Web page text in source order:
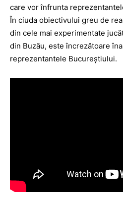
care vor înfrunta
În ciuda obiectivului greu de
din cele mai experimentate
din Buzău, este încrezătoare
reprezentantele Bucureştiului.